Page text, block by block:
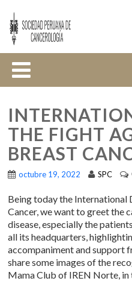
THE FIGHT
BREAST
octubre 19, 2022 SPC
Being today the International
Cancer, we want to greet the
disease, especially the
all its headquarters,
accompaniment and support
share some images of the
Mama Club of IREN Norte,